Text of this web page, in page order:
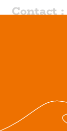
Contact :
Monica Gilles
Les nuits